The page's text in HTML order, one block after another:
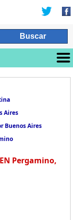
Aires
Buenos Aires
Pergamino,